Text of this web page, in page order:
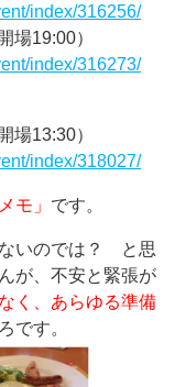
index/316256/
場19:00）
index/316273/
場13:30）
index/318027/
モ」 です。
ないのでは？ と思
が、不安と緊張が
く、あらゆる準備
です。